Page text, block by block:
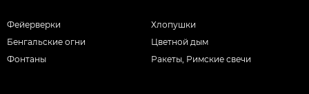
Фейерверки
Бенгальские огни
Фонтаны
Хлопушки
Цветной дым
Ракеты, Римские свечи